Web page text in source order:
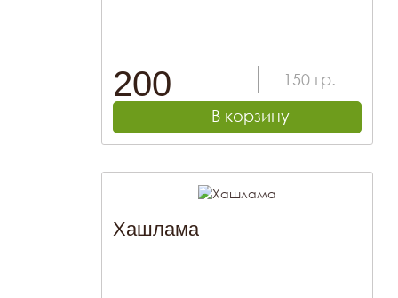
200 150 гр.
В корзину
Хашлама